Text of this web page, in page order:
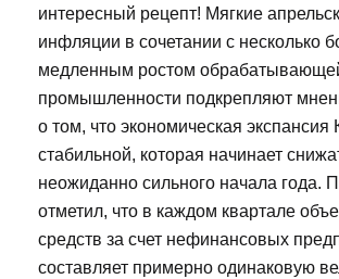
интересный рецепт! Мягкие
инфляции в сочетании с несколько
медленным ростом
промышленности подкрепляют
о том, что экономическая экспансия
стабильной, которая начинает
неожиданно сильного начала года.
отметил, что в каждом квартале
средств за счет нефинансовых
составляет примерно одинаковую